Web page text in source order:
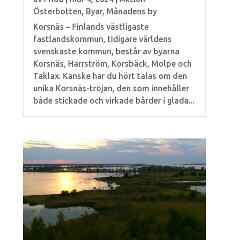
Österbotten, Byar, Månadens by
Korsnäs – Finlands västligaste
fastlandskommun, tidigare världens
svenskaste kommun, består av byarna
Korsnäs, Harrström, Korsbäck, Molpe och
Taklax. Kanske har du hört talas om den
unika Korsnäs-tröjan, den som innehåller
både stickade och virkade bårder i glada...